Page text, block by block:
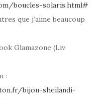
boucles-solaris.html#
que j’aime beaucoup
Glamazone (Liv
:
bijou-sheilandi-